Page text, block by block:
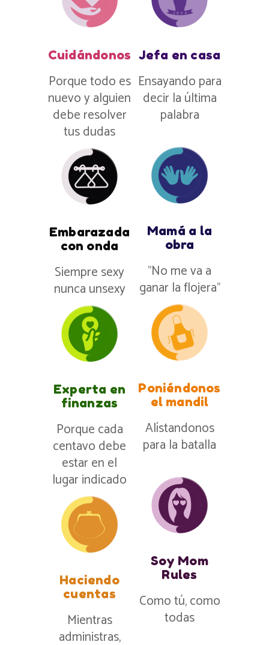
Cuidándonos
Porque todo es
nuevo y alguien
debe resolver
tus dudas
Embarazada
con onda
Siempre sexy
nunca unsexy
Experta en
finanzas
Porque cada
centavo debe
estar en el
lugar indicado
Haciendo
cuentas
Mientras
administras,
Jefa en casa
Ensayando para
decir la última
palabra
Mamá a la
obra
”No me va a
ganar la flojera”
Poniéndonos
el mandil
Alístandonos
para la batalla
Soy Mom
Rules
Como tú, como
todas